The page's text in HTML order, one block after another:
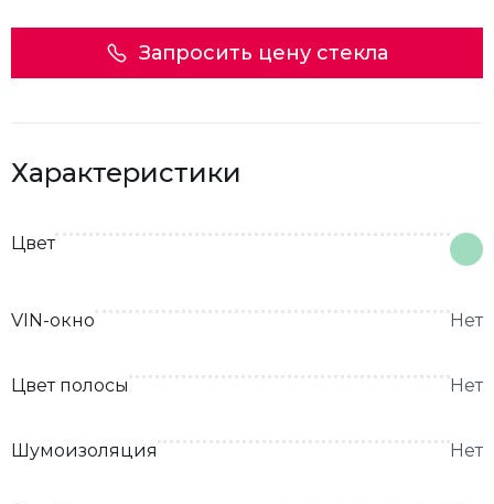
Запросить цену стекла
Характеристики
Цвет
VIN-окно Нет
Цвет полосы Нет
Шумоизоляция Нет